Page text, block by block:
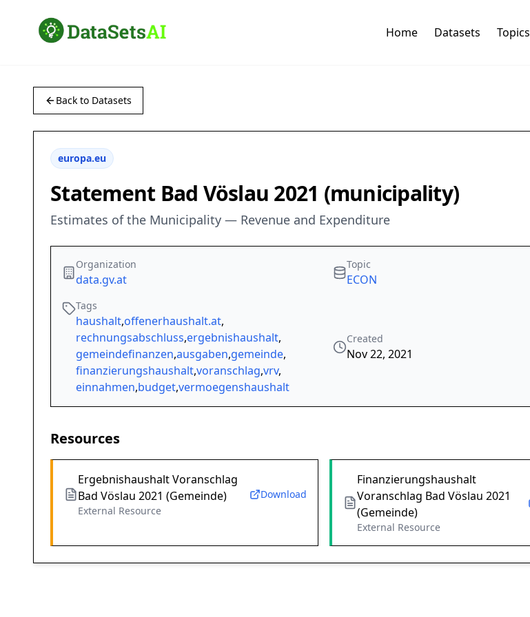
Home Datasets Topics
Back to Datasets
europa.eu
Statement Bad Vöslau 2021 (municipality)
Estimates of the Municipality — Revenue and Expenditure
Organization
data.gv.at
Topic
ECON
Tags
haushalt,offenerhaushalt.at,
rechnungsabschluss,ergebnishaushalt,
gemeindefinanzen,ausgaben,gemeinde,
finanzierungshaushalt,voranschlag,vrv,
einnahmen,budget,vermoegenshaushalt
Created
Nov 22, 2021
Resources
Ergebnishaushalt Voranschlag
Bad Vöslau 2021 (Gemeinde)
External Resource
Download
Finanzierungshaushalt
Voranschlag Bad Vöslau 2021
(Gemeinde)
External Resource